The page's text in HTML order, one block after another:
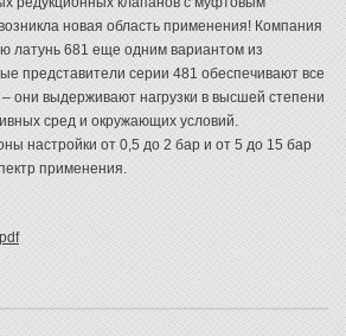
новая область применения! Компания
латунь 681 еще одним вариантом из
представители серии 481 обеспечивают все
они выдерживают нагрузки в высшей степени
сред и окружающих условий.
настройки от 0,5 до 2 бар и от 5 до 15 бар
применения.